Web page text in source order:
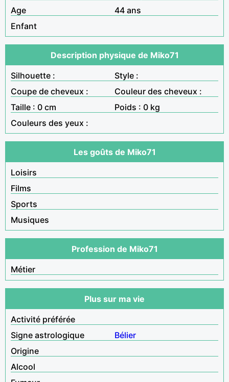
Age
44 ans
Enfant
Description physique de Miko71
Silhouette :
Style :
Coupe de cheveux :
Couleur des cheveux :
Taille : 0 cm
Poids : 0 kg
Couleurs des yeux :
Les goûts de Miko71
Loisirs
Films
Sports
Musiques
Profession de Miko71
Métier
Plus sur ma vie
Activité préférée
Signe astrologique
Bélier
Origine
Alcool